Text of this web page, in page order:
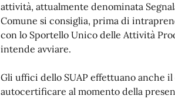
attività, attualmente denominata
Comune si consiglia, prima di
con lo Sportello Unico delle Attività
intende avviare.
Gli uffici dello SUAP effettuano anche
autocertificare al momento della